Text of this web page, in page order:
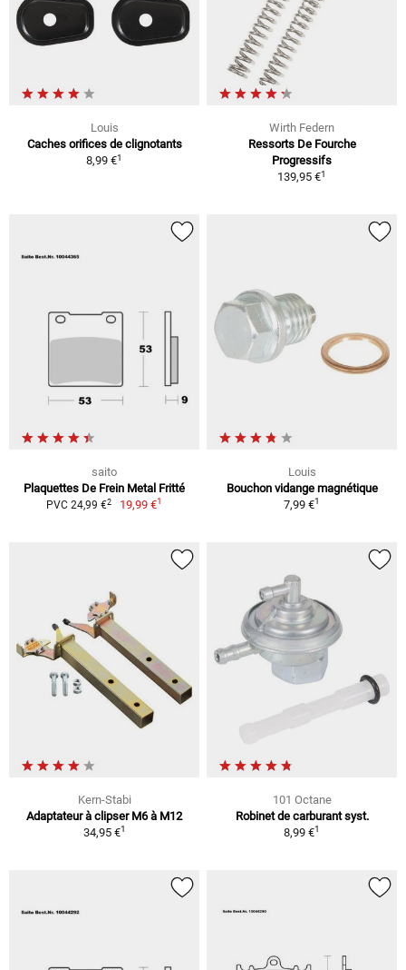
Louis
Caches orifices de clignotants
8,99 €1
Wirth Federn
Ressorts De Fourche
Progressifs
139,95 €1
saito
Plaquettes De Frein Metal Fritté
PVC 24,99 €2 19,99 €1
Louis
Bouchon vidange magnétique
7,99 €1
Kern-Stabi
Adaptateur à clipser M6 à M12
34,95 €1
101 Octane
Robinet de carburant syst.
8,99 €1